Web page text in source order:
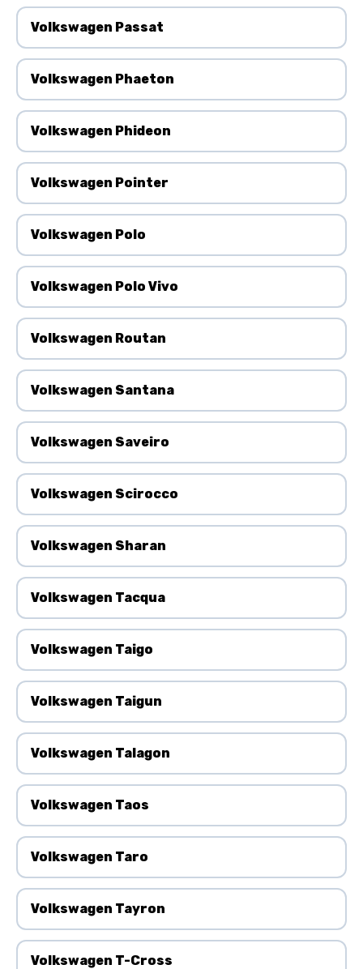
Volkswagen Passat
Volkswagen Phaeton
Volkswagen Phideon
Volkswagen Pointer
Volkswagen Polo
Volkswagen Polo Vivo
Volkswagen Routan
Volkswagen Santana
Volkswagen Saveiro
Volkswagen Scirocco
Volkswagen Sharan
Volkswagen Tacqua
Volkswagen Taigo
Volkswagen Taigun
Volkswagen Talagon
Volkswagen Taos
Volkswagen Taro
Volkswagen Tayron
Volkswagen T-Cross